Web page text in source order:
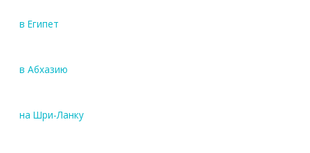
в Египет
в Абхазию
на Шри-Ланку